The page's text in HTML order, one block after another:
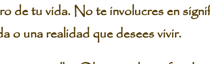
de tu vida. No te involucres en
o una realidad que desees vivir.